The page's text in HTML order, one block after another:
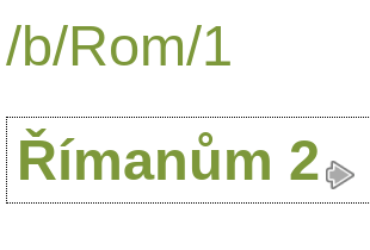
/b/Rom/1
Římanům 2